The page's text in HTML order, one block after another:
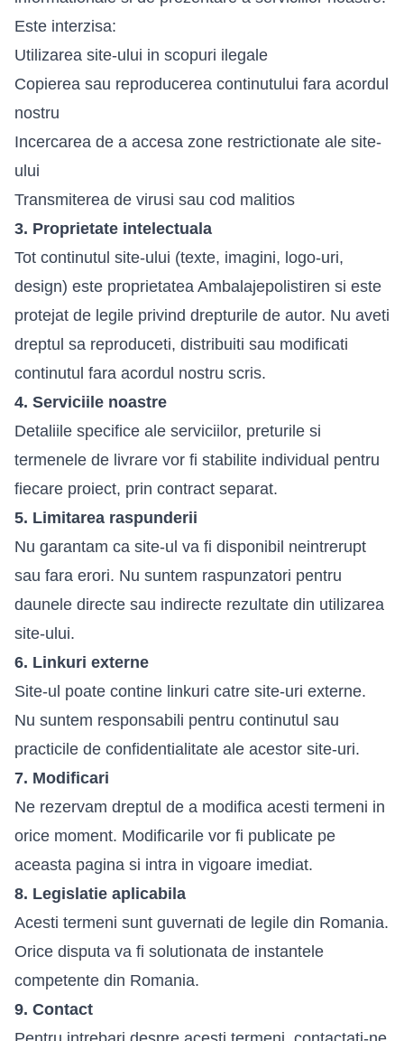
Este interzisa:
Utilizarea site-ului in scopuri ilegale
Copierea sau reproducerea continutului fara acordul
nostru
Incercarea de a accesa zone restrictionate ale site-
ului
Transmiterea de virusi sau cod malitios
3. Proprietate intelectuala
Tot continutul site-ului (texte, imagini, logo-uri,
design) este proprietatea Ambalajepolistiren si este
protejat de legile privind drepturile de autor. Nu aveti
dreptul sa reproduceti, distribuiti sau modificati
continutul fara acordul nostru scris.
4. Serviciile noastre
Detaliile specifice ale serviciilor, preturile si
termenele de livrare vor fi stabilite individual pentru
fiecare proiect, prin contract separat.
5. Limitarea raspunderii
Nu garantam ca site-ul va fi disponibil neintrerupt
sau fara erori. Nu suntem raspunzatori pentru
daunele directe sau indirecte rezultate din utilizarea
site-ului.
6. Linkuri externe
Site-ul poate contine linkuri catre site-uri externe.
Nu suntem responsabili pentru continutul sau
practicile de confidentialitate ale acestor site-uri.
7. Modificari
Ne rezervam dreptul de a modifica acesti termeni in
orice moment. Modificarile vor fi publicate pe
aceasta pagina si intra in vigoare imediat.
8. Legislatie aplicabila
Acesti termeni sunt guvernati de legile din Romania.
Orice disputa va fi solutionata de instantele
competente din Romania.
9. Contact